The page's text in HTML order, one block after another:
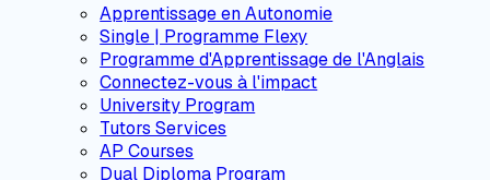
Apprentissage en Autonomie
Single | Programme Flexy
Programme d'Apprentissage de l'Anglais
Connectez-vous à l'impact
University Program
Tutors Services
AP Courses
Dual Diploma Program